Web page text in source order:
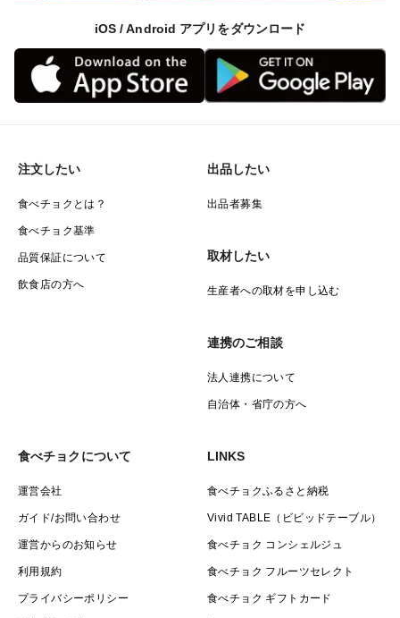
iOS / Android アプリをダウンロード
注文したい
食べチョクとは？
食べチョク基準
品質保証について
飲食店の方へ
出品したい
出品者募集
取材したい
生産者への取材を申し込む
連携のご相談
法人連携について
自治体・省庁の方へ
食べチョクについて
運営会社
ガイド/お問い合わせ
運営からのお知らせ
利用規約
プライバシーポリシー
LINKS
食べチョクふるさと納税
Vivid TABLE（ビビッドテーブル）
食べチョク コンシェルジュ
食べチョク フルーツセレクト
食べチョク ギフトカード